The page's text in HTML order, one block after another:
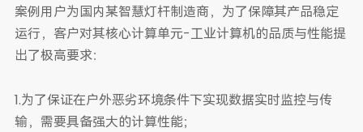
案例用户为国内某智慧灯杆制造商，为了保障其产品稳定
运行，客户对其核心计算单元-工业计算机的品质与性能提
出了极高要求：
1.为了保证在户外恶劣环境条件下实现数据实时监控与传
输，需要具备强大的计算性能；